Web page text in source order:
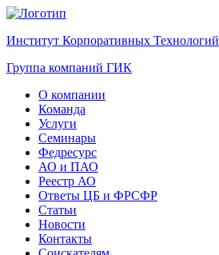
Институт Корпоративных Технологий
Группа компаний ГИК
О компании
Команда
Услуги
Семинары
Федресурс
АО и ПАО
Реестр АО
Ответы ЦБ и ФРСФР
Статьи
Новости
Контакты